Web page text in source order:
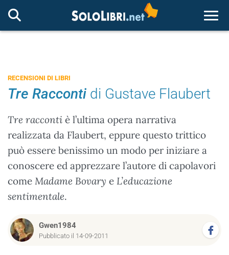
RECENSIONI DI LIBRI
Tre Racconti di Gustave Flaubert
Tre racconti è l’ultima opera narrativa
realizzata da Flaubert, eppure questo trittico
può essere benissimo un modo per iniziare a
conoscere ed apprezzare l’autore di capolavori
come Madame Bovary e L’educazione
sentimentale.
Gwen1984
Pubblicato il 14-09-2011